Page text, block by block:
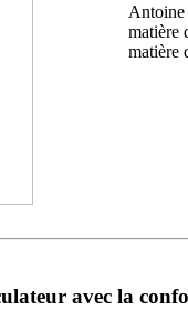
Antoine
matière
matière
avec la